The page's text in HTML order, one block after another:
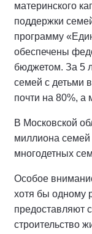
материнского
поддержки
программу
обеспечены
бюджетом. За 5
семей с детьми
почти на 80%, а
В Московской
миллиона семей
многодетных
Особое
хотя бы одному
предоставляют
строительство